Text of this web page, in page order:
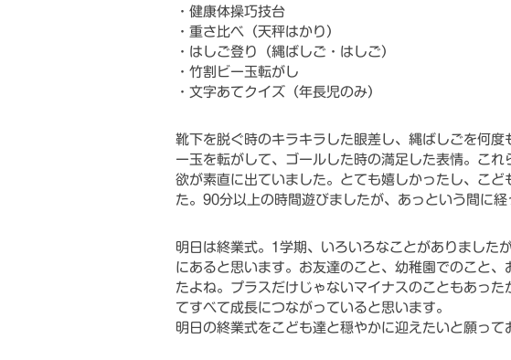
・健康体操巧技台
・重さ比べ（天秤はかり）
・はしご登り（縄ばしご・はしご）
・竹割ビー玉転がし
・文字あてクイズ（年長児のみ）
靴下を脱ぐ時のキラキラした眼差し、縄ばしごを何
ー玉を転がして、ゴールした時の満足した表情。こ
欲が素直に出ていました。とても嬉しかったし、こ
た。90分以上の時間遊びましたが、あっという間に経
明日は終業式。1学期、いろいろなことがありました
にあると思います。お友達のこと、幼稚園でのこと
たよね。プラスだけじゃないマイナスのこともあっ
てすべて成長につながっていると思います。
明日の終業式をこども達と穏やかに迎えたいと願って